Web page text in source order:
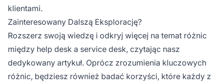
klientami.
Zainteresowany Dalszą Eksplorację?
Rozszerz swoją wiedzę i odkryj więcej na temat różnic
między help desk a service desk, czytając nasz
dedykowany artykuł. Oprócz zrozumienia kluczowych
różnic, będziesz również badać korzyści, które każdy z